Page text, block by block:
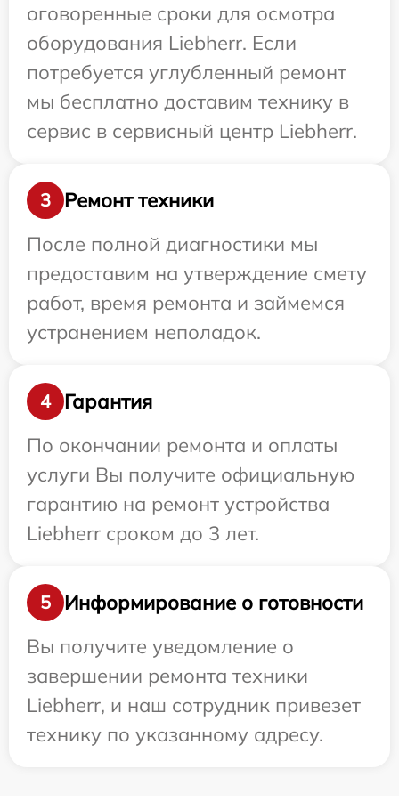
оговоренные сроки для осмотра
оборудования Liebherr. Если
потребуется углубленный ремонт
мы бесплатно доставим технику в
сервис в сервисный центр Liebherr.
3
Ремонт техники
После полной диагностики мы
предоставим на утверждение смету
работ, время ремонта и займемся
устранением неполадок.
4
Гарантия
По окончании ремонта и оплаты
услуги Вы получите официальную
гарантию на ремонт устройства
Liebherr сроком до 3 лет.
5
Информирование о готовности
Вы получите уведомление о
завершении ремонта техники
Liebherr, и наш сотрудник привезет
технику по указанному адресу.